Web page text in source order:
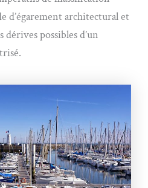
d’égarement architectural et
possibles d’un